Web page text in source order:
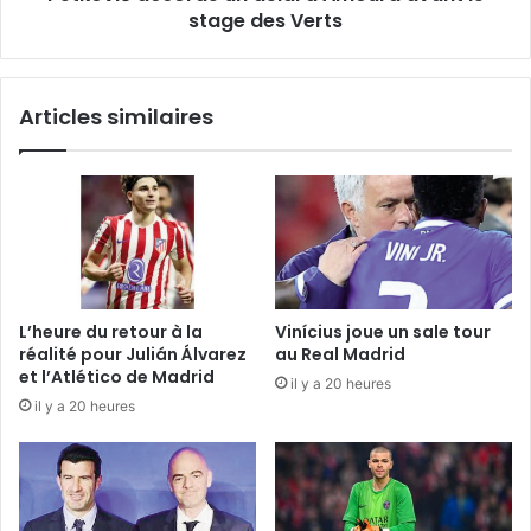
stage des Verts
Articles similaires
L’heure du retour à la
réalité pour Julián Álvarez
et l’Atlético de Madrid
il y a 20 heures
Vinícius joue un sale tour
au Real Madrid
il y a 20 heures